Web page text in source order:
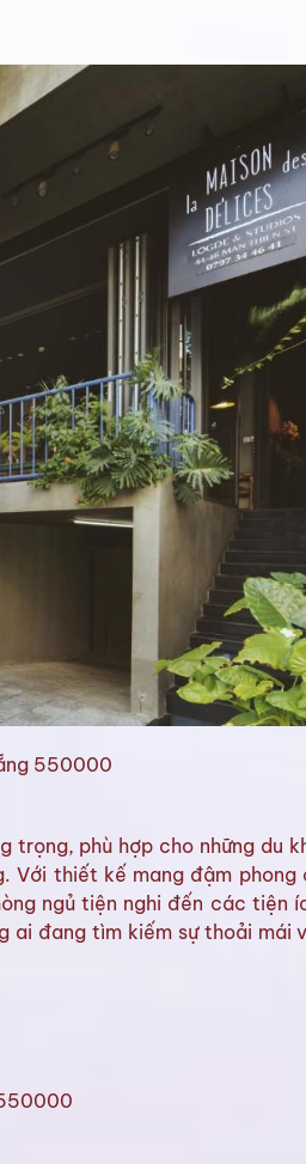
550000
trọng, phù hợp cho những du
Với thiết kế mang đậm phong
ngủ tiện nghi đến các tiện
ai đang tìm kiếm sự thoải mái